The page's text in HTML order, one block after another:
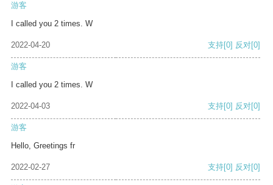
游客
I called you 2 times. W
2022-04-20 支持[0] 反对[0]
游客
I called you 2 times. W
2022-04-03 支持[0] 反对[0]
游客
Hello, Greetings fr
2022-02-27 支持[0] 反对[0]